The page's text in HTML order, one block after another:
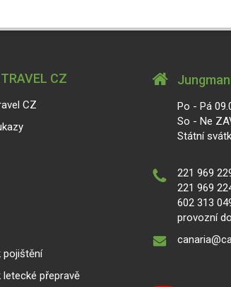
CZ
CZ
pojištění
přepravě
Po - Pá
So - Ne
Státní
221 969
221 969
602 313
provozní